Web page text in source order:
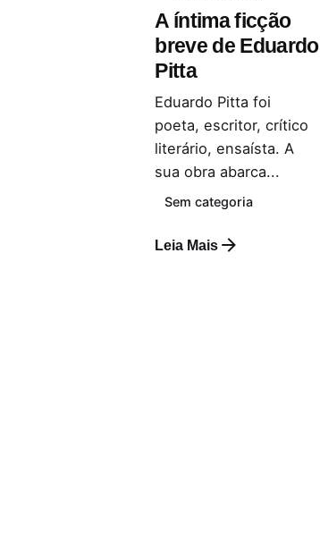
A íntima ficção
breve de Eduardo
Pitta
Eduardo Pitta foi
poeta, escritor, crítico
literário, ensaísta. A
sua obra abarca...
Sem categoria
Leia Mais